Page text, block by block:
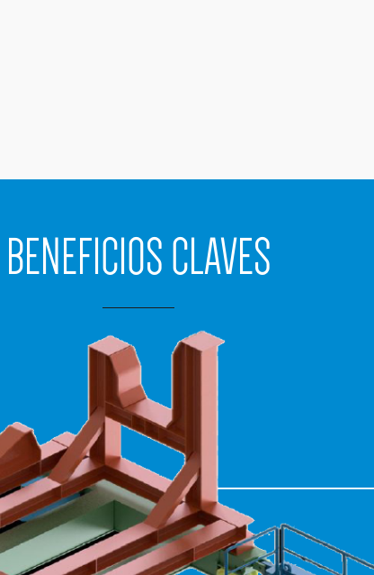
BENEFICIOS CLAVES